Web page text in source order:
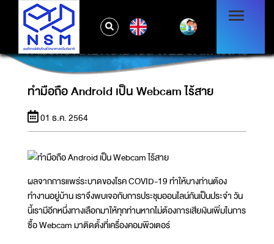
ทำมือถือ ANDROID เป็น WEBCAM ไร้สาย
ทำมือถือ Android เป็น Webcam ไร้สาย
01 ธ.ค. 2564
ผลจากการแพร่ระบาดของโรค COVID-19 ทำให้บางท่านต้อง
ทำงานอยู่บ้าน เราจึงพบเจอกับการประชุมออนไลน์กันเป็นประจำ วัน
นี้เรามีอีกหนึ่งทางเลือกมาให้ทุกท่านหากไม่ต้องการเสียเงินเพิ่มในการ
ซื้อ Webcam มาติดตั้งที่เครื่องคอมพิวเตอร์